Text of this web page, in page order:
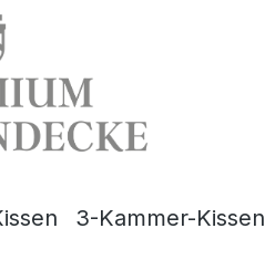
springen
3-Kammer-Kissen